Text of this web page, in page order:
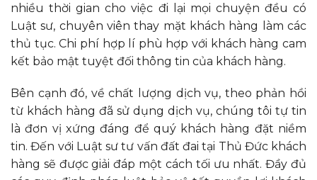
nhiều thời gian cho việc đi lại mọi chuyện đều có
Luật sư, chuyên viên thay mặt khách hàng làm các
thủ tục. Chi phí hợp lí phù hợp với khách hàng cam
kết bảo mật tuyệt đối thông tin của khách hàng.
Bên cạnh đó, về chất lượng dịch vụ, theo phản hồi
từ khách hàng đã sử dụng dịch vụ, chúng tôi tự tin
là đơn vị xứng đáng để quý khách hàng đặt niềm
tin. Đến với Luật sư tư vấn đất đai tại Thủ Đức khách
hàng sẽ được giải đáp một cách tối ưu nhất. Đầy đủ